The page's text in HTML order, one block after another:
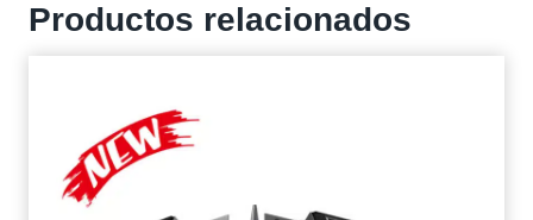
Productos relacionados